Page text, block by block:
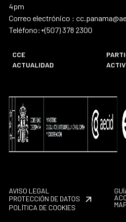
4pm
Correo electrónico :
Teléfono:+(507) 378 2300
CCE
ACTUALIDAD
AVISO LEGAL
PROTECCIÓN DE DATOS
POLÍTICA DE COOKIES